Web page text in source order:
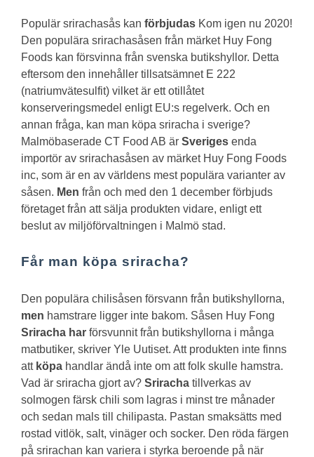
Populär srirachasås kan förbjudas Kom igen nu 2020!
Den populära srirachasåsen från märket Huy Fong
Foods kan försvinna från svenska butikshyllor. Detta
eftersom den innehåller tillsatsämnet E 222
(natriumvätesulfit) vilket är ett otillåtet
konserveringsmedel enligt EU:s regelverk. Och en
annan fråga, kan man köpa sriracha i sverige?
Malmöbaserade CT Food AB är Sveriges enda
importör av srirachasåsen av märket Huy Fong Foods
inc, som är en av världens mest populära varianter av
såsen. Men från och med den 1 december förbjuds
företaget från att sälja produkten vidare, enligt ett
beslut av miljöförvaltningen i Malmö stad.
Får man köpa sriracha?
Den populära chilisåsen försvann från butikshyllorna,
men hamstrare ligger inte bakom. Såsen Huy Fong
Sriracha har försvunnit från butikshyllorna i många
matbutiker, skriver Yle Uutiset. Att produkten inte finns
att köpa handlar ändå inte om att folk skulle hamstra.
Vad är sriracha gjort av? Sriracha tillverkas av
solmogen färsk chili som lagras i minst tre månader
och sedan mals till chilipasta. Pastan smaksätts med
rostad vitlök, salt, vinäger och socker. Den röda färgen
på srirachan kan variera i styrka beroende på när